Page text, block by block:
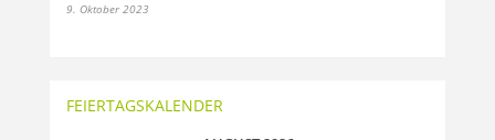
9. Oktober 2023
FEIERTAGSKALENDER